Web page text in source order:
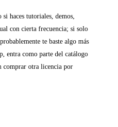
si haces tutoriales, demos,
con cierta frecuencia; si solo
te baste algo más
entra como parte del catálogo
comprar otra licencia por